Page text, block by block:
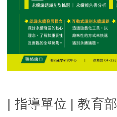
| 指導單位 | 教育部